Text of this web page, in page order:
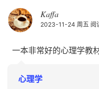
Kaffa
2023-11-24 周五 阅
一本非常好的心理学教
心理学